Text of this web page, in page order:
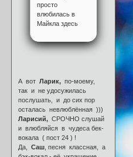
просто
влюбилась в
Майкла здесь
А вотЛарик, по-моему,
так и не удосужилась
послушать, и до сих пор
осталась невлюблённая )))
Ларисий, СРОЧНО слушай
и влюбляйся в чудеса бек-
вокала ( пост 24 ) !
Да,Саш , песня классная, а